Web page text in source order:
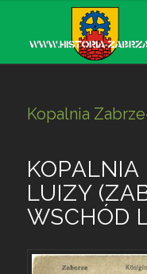
Kopalnia
KOPALNIA
LUIZY
WSCHÓD